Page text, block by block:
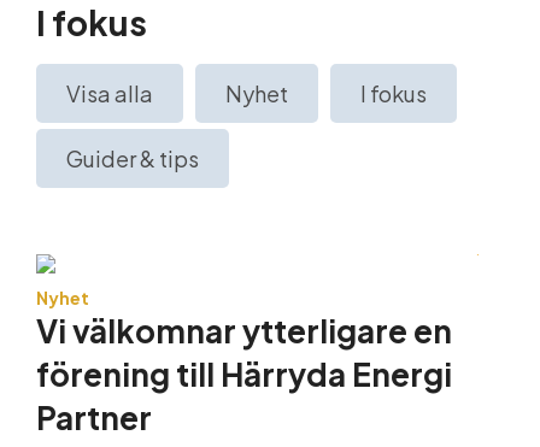
Elnät
Flytta
Guider och tips
Om oss
I fokus
Visa alla Nyhet I fokus
Guider & tips
Nyhet
Vi välkomnar ytterligare en
förening till Härryda Energi
Partner